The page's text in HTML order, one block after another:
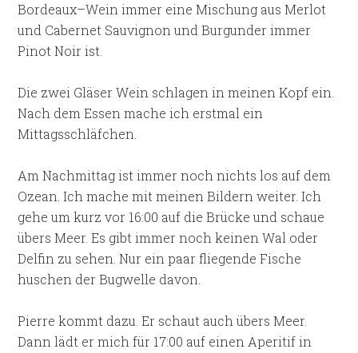
Bordeaux–Wein immer eine Mischung aus Merlot
und Cabernet Sauvignon und Burgunder immer
Pinot Noir ist.
Die zwei Gläser Wein schlagen in meinen Kopf ein.
Nach dem Essen mache ich erstmal ein
Mittagsschläfchen.
Am Nachmittag ist immer noch nichts los auf dem
Ozean. Ich mache mit meinen Bildern weiter. Ich
gehe um kurz vor 16:00 auf die Brücke und schaue
übers Meer. Es gibt immer noch keinen Wal oder
Delfin zu sehen. Nur ein paar fliegende Fische
huschen der Bugwelle davon.
Pierre kommt dazu. Er schaut auch übers Meer.
Dann lädt er mich für 17:00 auf einen Aperitif in